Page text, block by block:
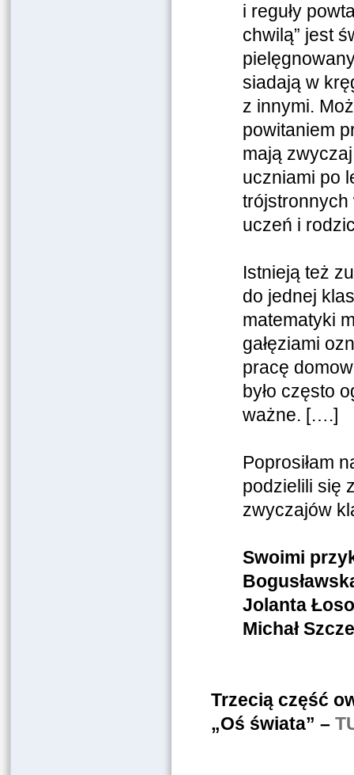
i reguły
chwilą” jest
siadają w
z innymi.
powitaniem
mają
uczniami po
uczeń i
Istnieją też
do jednej
matematyki
gałęziami
pracę
było często
ważne. [….]
Poprosiłam
podzielili się
zwyczajów
Swoimi
Jolanta
Michał
Trzecią część
„Oś świata” –